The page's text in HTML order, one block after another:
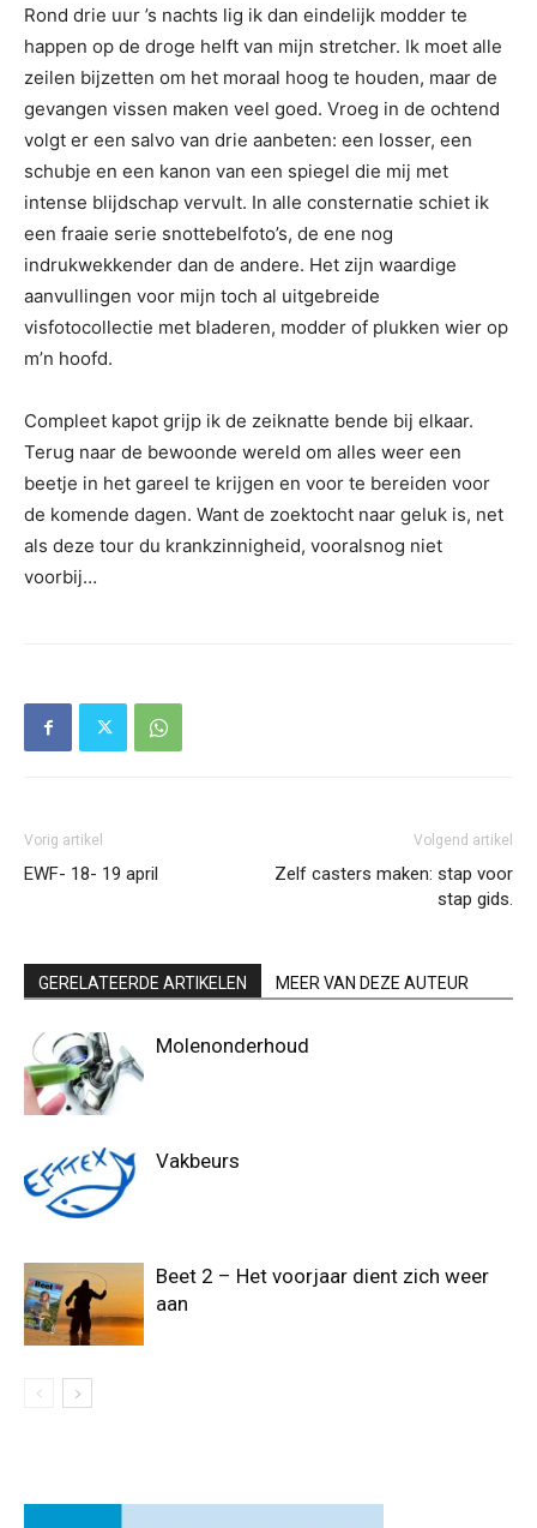
Rond drie uur ’s nachts lig ik dan eindelijk modder te
happen op de droge helft van mijn stretcher. Ik moet alle
zeilen bijzetten om het moraal hoog te houden, maar de
gevangen vissen maken veel goed. Vroeg in de ochtend
volgt er een salvo van drie aanbeten: een losser, een
schubje en een kanon van een spiegel die mij met
intense blijdschap vervult. In alle consternatie schiet ik
een fraaie serie snottebelfoto’s, de ene nog
indrukwekkender dan de andere. Het zijn waardige
aanvullingen voor mijn toch al uitgebreide
visfotocollectie met bladeren, modder of plukken wier op
m’n hoofd.
Compleet kapot grijp ik de zeiknatte bende bij elkaar.
Terug naar de bewoonde wereld om alles weer een
beetje in het gareel te krijgen en voor te bereiden voor
de komende dagen. Want de zoektocht naar geluk is, net
als deze tour du krankzinnigheid, vooralsnog niet
voorbij…
Vorig artikel
EWF- 18- 19 april
Volgend artikel
Zelf casters maken: stap voor
stap gids.
GERELATEERDE ARTIKELEN MEER VAN DEZE AUTEUR
Molenonderhoud
Vakbeurs
Beet 2 – Het voorjaar dient zich weer
aan